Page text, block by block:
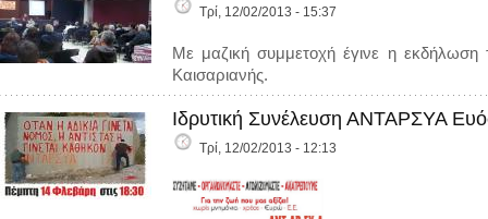
Τρί, 12/02/2013 - 15:37
Με μαζική συμμετοχή έγινε η εκδήλωση
Καισαριανής.
Ιδρυτική Συνέλευση ΑΝΤΑΡΣΥΑ
Τρί, 12/02/2013 - 12:13